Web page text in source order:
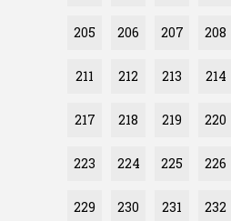
205 206 207 208
211 212 213 214
217 218 219 220
223 224 225 226
229 230 231 232